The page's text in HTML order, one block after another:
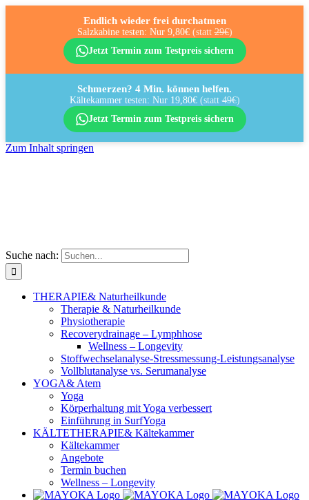
Endlich wieder frei durchatmen
Salzkabine testen: Nur 9,80€ (statt29€)
Jetzt Termin zum Testpreis sichern
Schmerzen? 4 Min. können helfen.
Kältekammer testen: Nur 19,80€ (statt49€)
Jetzt Termin zum Testpreis sichern
Zum Inhalt springen
Suche nach:
THERAPIE& Naturheilkunde
Therapie & Naturheilkunde
Physiotherapie
Recoverydrainage – Lymphhose
Wellness – Longevity
Stoffwechselanalyse-Stressmessung-Leistungsanalyse
Vollblutanalyse vs. Serumanalyse
YOGA& Atem
Yoga
Körperhaltung mit Yoga verbessert
Einführung in SurfYoga
KÄLTETHERAPIE& Kältekammer
Kältekammer
Angebote
Termin buchen
Wellness – Longevity